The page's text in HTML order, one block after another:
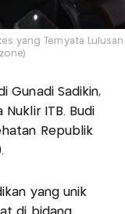
yang Ternyata Lulusan
Gunadi Sadikin,
Nuklir ITB. Budi
Republik
yang unik